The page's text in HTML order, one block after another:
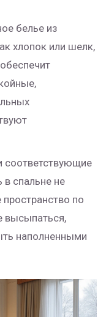
белье из
хлопок или шелк,
соответствующие
спальне не
по
высыпаться,
наполненными